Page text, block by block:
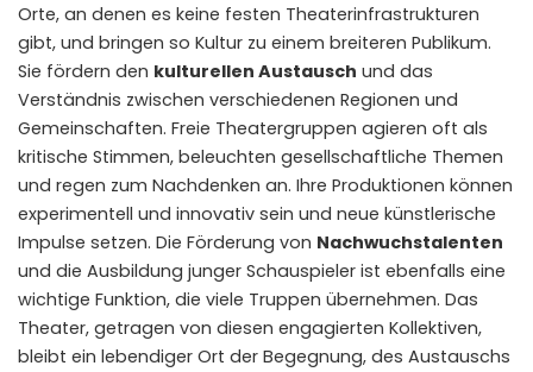
Orte, an denen es keine festen Theaterinfrastrukturen
gibt, und bringen so Kultur zu einem breiteren Publikum.
Sie fördern den kulturellen Austausch und das
Verständnis zwischen verschiedenen Regionen und
Gemeinschaften. Freie Theatergruppen agieren oft als
kritische Stimmen, beleuchten gesellschaftliche Themen
und regen zum Nachdenken an. Ihre Produktionen können
experimentell und innovativ sein und neue künstlerische
Impulse setzen. Die Förderung von Nachwuchstalenten
und die Ausbildung junger Schauspieler ist ebenfalls eine
wichtige Funktion, die viele Truppen übernehmen. Das
Theater, getragen von diesen engagierten Kollektiven,
bleibt ein lebendiger Ort der Begegnung, des Austauschs